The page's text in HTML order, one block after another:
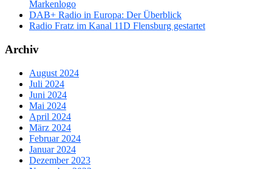
Markenlogo
DAB+ Radio in Europa: Der Überblick
Radio Fratz im Kanal 11D Flensburg gestartet
Archiv
August 2024
Juli 2024
Juni 2024
Mai 2024
April 2024
März 2024
Februar 2024
Januar 2024
Dezember 2023